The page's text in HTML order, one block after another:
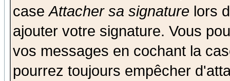
caseAttacher sa signature lors
ajouter votre signature. Vous
vos messages en cochant la
pourrez toujours empêcher